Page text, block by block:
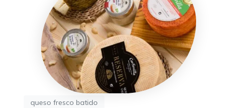
queso fresco batido